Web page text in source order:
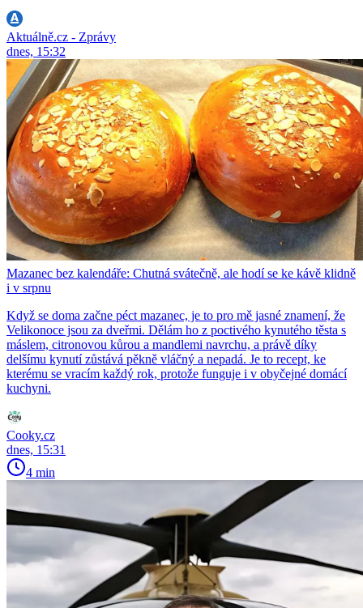
Aktuálně.cz - Zprávy
dnes, 15:32
Mazanec bez kalendáře: Chutná svátečně, ale hodí se ke kávě klidně
i v srpnu
Když se doma začne péct mazanec, je to pro mě jasné znamení, že
Velikonoce jsou za dveřmi. Dělám ho z poctivého kynutého těsta s
máslem, citronovou kůrou a mandlemi navrchu, a právě díky
delšímu kynutí zůstává pěkně vláčný a nepadá. Je to recept, ke
kterému se vracím každý rok, protože funguje i v obyčejné domácí
kuchyni.
Cooky.cz
dnes, 15:31
4 min